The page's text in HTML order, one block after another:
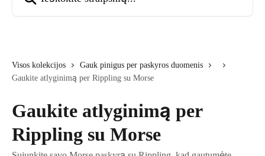
Visos kolekcijos
Gauk pinigus per paskyros duomenis
Gaukite atlyginimą per Rippling su Morse
Gaukite atlyginimą per
Rippling su Morse